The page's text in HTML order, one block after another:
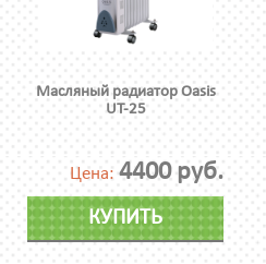
Масляный радиатор Oasis
UT-25
Цена: 4400 руб.
КУПИТЬ